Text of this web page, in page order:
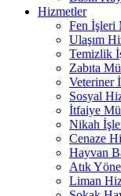
Hizmetler
Fen İşleri
Ulaşım
Temizlik
Zabıta
Veteriner
Sosyal
İtfaiye
Nikah
Cenaze
Hayvan
Atık
Liman